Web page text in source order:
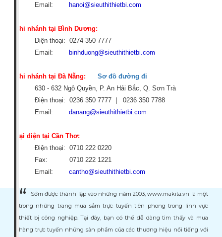
Email: hanoi@sieuthithietbi.com
Chi nhánh tại Bình Dương:
Điện thoại: 0274 350 7777
Email: binhduong@sieuthithietbi.com
Chi nhánh tại Đà Nẵng: Sơ đồ đường đi
630 - 632 Ngô Quyền, P. An Hải Bắc, Q. Sơn Trà
Điện thoại: 0236 350 7777 | 0236 350 7788
Email:
danang@sieuthithietbi.com
Đại diện tại Cần Thơ:
Điện thoại: 0710 222 0220
Fax: 0710 222 1221
Email: cantho@sieuthithietbi.com
Sớm được thành lập vào những năm 2003, www.makita.vn là một
trong những trang mua sắm trực tuyến tiên phong trong lĩnh vực
thiết bị công nghiệp. Tại đây, bạn có thể dễ dàng tìm thấy và mua
hàng trực tuyến những sản phẩm của các thương hiệu nổi tiếng với